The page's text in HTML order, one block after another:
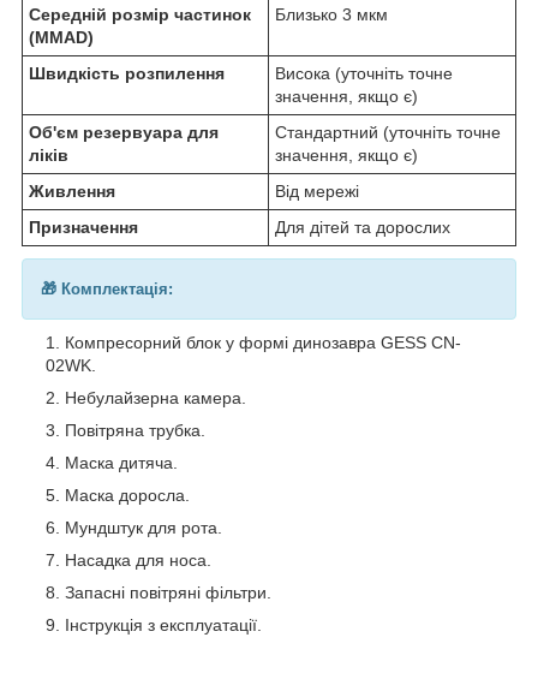
Середній розмір частинок
(MMAD)
Близько 3 мкм
Швидкість розпилення
Висока (уточніть точне
значення, якщо є)
Об'єм резервуара для
ліків
Стандартний (уточніть точне
значення, якщо є)
Живлення
Від мережі
Призначення
Для дітей та дорослих
🎁 Комплектація:
Компресорний блок у формі динозавра GESS CN-
02WK.
Небулайзерна камера.
Повітряна трубка.
Маска дитяча.
Маска доросла.
Мундштук для рота.
Насадка для носа.
Запасні повітряні фільтри.
Інструкція з експлуатації.